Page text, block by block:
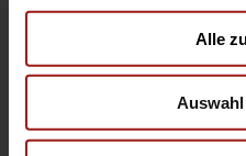
Alle
Die Produktbeschreibungen
teilweise auch
entspricht dem Stand bei